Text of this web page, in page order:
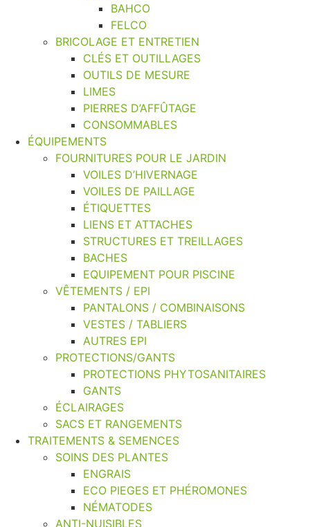
BAHCO
FELCO
BRICOLAGE ET ENTRETIEN
CLÉS ET OUTILLAGES
OUTILS DE MESURE
LIMES
PIERRES D’AFFÛTAGE
CONSOMMABLES
ÉQUIPEMENTS
FOURNITURES POUR LE JARDIN
VOILES D’HIVERNAGE
VOILES DE PAILLAGE
ÉTIQUETTES
LIENS ET ATTACHES
STRUCTURES ET TREILLAGES
BACHES
EQUIPEMENT POUR PISCINE
VÊTEMENTS / EPI
PANTALONS / COMBINAISONS
VESTES / TABLIERS
AUTRES EPI
PROTECTIONS/GANTS
PROTECTIONS PHYTOSANITAIRES
GANTS
ÉCLAIRAGES
SACS ET RANGEMENTS
TRAITEMENTS & SEMENCES
SOINS DES PLANTES
ENGRAIS
ECO PIEGES ET PHÉROMONES
NÉMATODES
ANTI-NUISIBLES